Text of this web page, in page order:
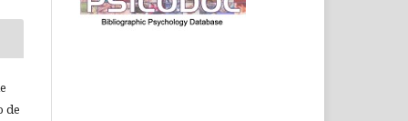
de